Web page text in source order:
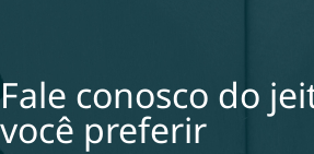
Fale conosco do
você preferir